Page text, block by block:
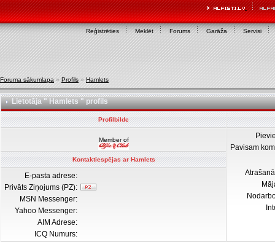
Reģistrēties Meklēt Forums Garāža Servisi
Foruma sākumlapa » Profils » Hamlets
Lietotāja " Hamlets " profils
Profilbilde
Member of
Pavisam
Kontaktiespējas ar Hamlets
E-pasta adrese:
Privāts Ziņojums (PZ):
MSN Messenger:
Yahoo Messenger:
AIM Adrese:
ICQ Numurs: